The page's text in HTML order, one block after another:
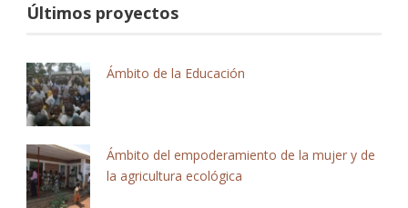
Últimos proyectos
Ámbito de la Educación
Ámbito del empoderamiento de la mujer y de
la agricultura ecológica